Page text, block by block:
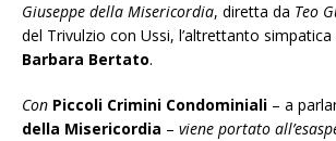
Giuseppe della Misericordia, diretta da Teo
del Trivulzio con Ussi, l’altrettanto
Barbara Bertato.
Con Piccoli Crimini Condominiali – a
della Misericordia – viene portato